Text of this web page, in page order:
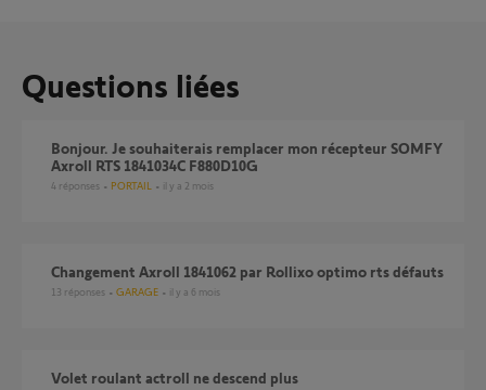
Questions liées
Bonjour. Je souhaiterais remplacer mon récepteur SOMFY
Axroll RTS 1841034C F880D10G
4 réponses PORTAIL il y a 2 mois
Changement Axroll 1841062 par Rollixo optimo rts défauts
13 réponses GARAGE il y a 6 mois
Volet roulant actroll ne descend plus